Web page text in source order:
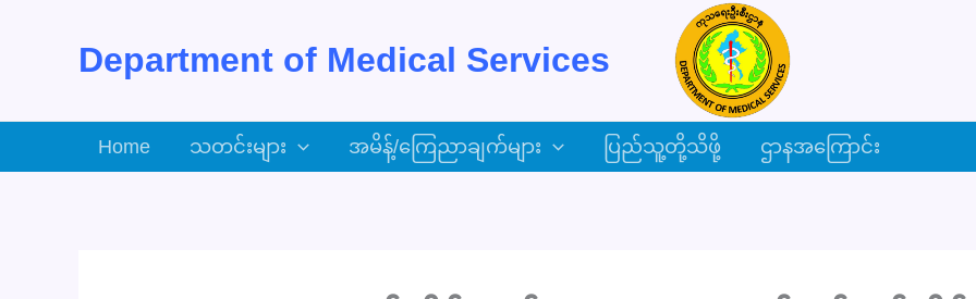
Department of Medical Services
Home သတင်းများ အမိန့်/ကြေညာချက်များ ပြည်သူ့တို့သိဖို့ ဌာနအကြောင်း